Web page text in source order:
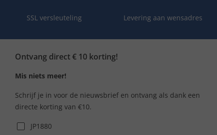
SSL versleuteling Levering aan wensadres
Ontvang direct € 10 korting!
Mis niets meer!
Schrijf je in voor de nieuwsbrief en ontvang als dank een
directe korting van €10.
JP1880